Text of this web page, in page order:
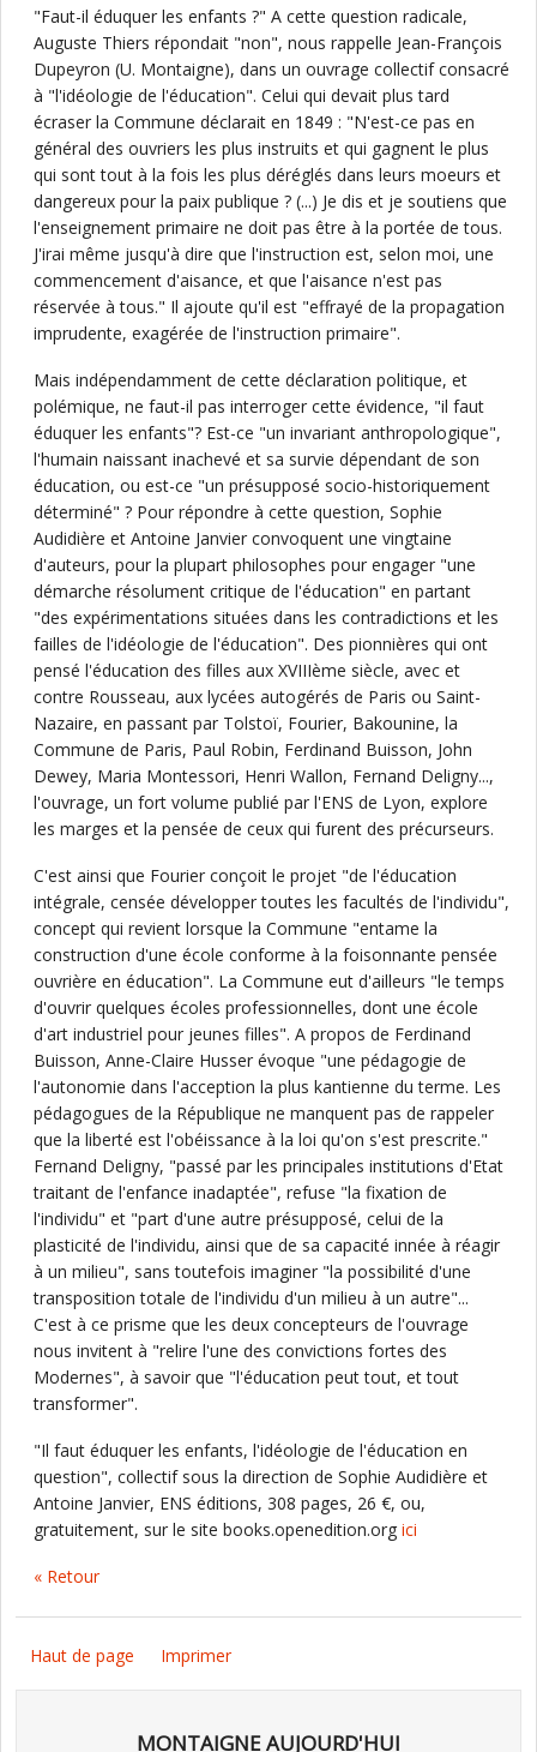
"Faut-il éduquer les enfants ?" A cette question radicale,
Auguste Thiers répondait "non", nous rappelle Jean-François
Dupeyron (U. Montaigne), dans un ouvrage collectif consacré
à "l'idéologie de l'éducation". Celui qui devait plus tard
écraser la Commune déclarait en 1849 : "N'est-ce pas en
général des ouvriers les plus instruits et qui gagnent le plus
qui sont tout à la fois les plus déréglés dans leurs moeurs et
dangereux pour la paix publique ? (...) Je dis et je soutiens que
l'enseignement primaire ne doit pas être à la portée de tous.
J'irai même jusqu'à dire que l'instruction est, selon moi, une
commencement d'aisance, et que l'aisance n'est pas
réservée à tous." Il ajoute qu'il est "effrayé de la propagation
imprudente, exagérée de l'instruction primaire".
Mais indépendamment de cette déclaration politique, et
polémique, ne faut-il pas interroger cette évidence, "il faut
éduquer les enfants"? Est-ce "un invariant anthropologique",
l'humain naissant inachevé et sa survie dépendant de son
éducation, ou est-ce "un présupposé socio-historiquement
déterminé" ? Pour répondre à cette question, Sophie
Audidière et Antoine Janvier convoquent une vingtaine
d'auteurs, pour la plupart philosophes pour engager "une
démarche résolument critique de l'éducation" en partant
"des expérimentations situées dans les contradictions et les
failles de l'idéologie de l'éducation". Des pionnières qui ont
pensé l'éducation des filles aux XVIIIème siècle, avec et
contre Rousseau, aux lycées autogérés de Paris ou Saint-
Nazaire, en passant par Tolstoï, Fourier, Bakounine, la
Commune de Paris, Paul Robin, Ferdinand Buisson, John
Dewey, Maria Montessori, Henri Wallon, Fernand Deligny...,
l'ouvrage, un fort volume publié par l'ENS de Lyon, explore
les marges et la pensée de ceux qui furent des précurseurs.
C'est ainsi que Fourier conçoit le projet "de l'éducation
intégrale, censée développer toutes les facultés de l'individu",
concept qui revient lorsque la Commune "entame la
construction d'une école conforme à la foisonnante pensée
ouvrière en éducation". La Commune eut d'ailleurs "le temps
d'ouvrir quelques écoles professionnelles, dont une école
d'art industriel pour jeunes filles". A propos de Ferdinand
Buisson, Anne-Claire Husser évoque "une pédagogie de
l'autonomie dans l'acception la plus kantienne du terme. Les
pédagogues de la République ne manquent pas de rappeler
que la liberté est l'obéissance à la loi qu'on s'est prescrite."
Fernand Deligny, "passé par les principales institutions d'Etat
traitant de l'enfance inadaptée", refuse "la fixation de
l'individu" et "part d'une autre présupposé, celui de la
plasticité de l'individu, ainsi que de sa capacité innée à réagir
à un milieu", sans toutefois imaginer "la possibilité d'une
transposition totale de l'individu d'un milieu à un autre"...
C'est à ce prisme que les deux concepteurs de l'ouvrage
nous invitent à "relire l'une des convictions fortes des
Modernes", à savoir que "l'éducation peut tout, et tout
transformer".
"Il faut éduquer les enfants, l'idéologie de l'éducation en
question", collectif sous la direction de Sophie Audidière et
Antoine Janvier, ENS éditions, 308 pages, 26 €, ou,
gratuitement, sur le site books.openedition.org ici
« Retour
Haut de page Imprimer
MONTAIGNE AUJOURD'HUI